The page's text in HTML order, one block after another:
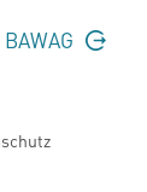
BAWAG